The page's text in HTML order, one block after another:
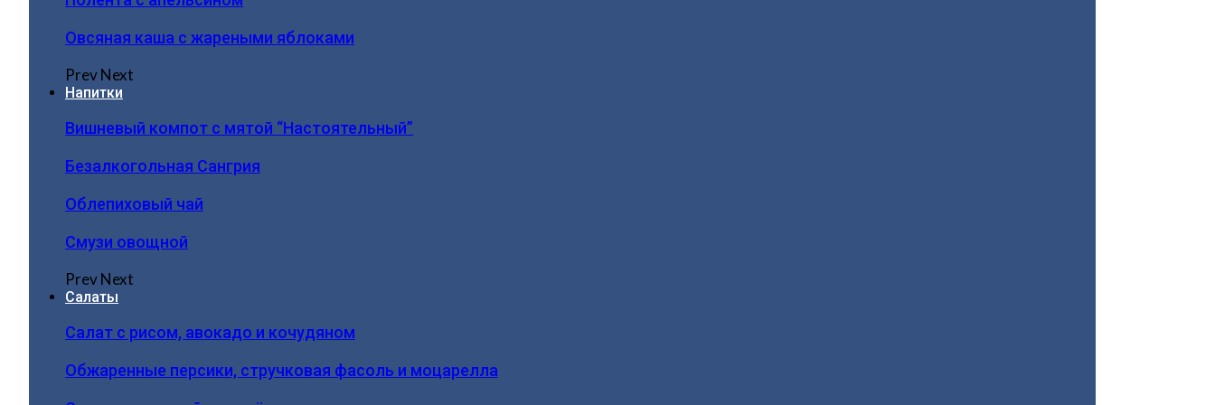
Овсяная каша с жареными яблоками
PrevNext
Напитки
Вишневый компот с мятой “Настоятельный”
Безалкогольная Сангрия
Облепиховый чай
Смузи овощной
PrevNext
Салаты
Салат с рисом, авокадо и кочудяном
Обжаренные персики, стручковая фасоль и моцарелла